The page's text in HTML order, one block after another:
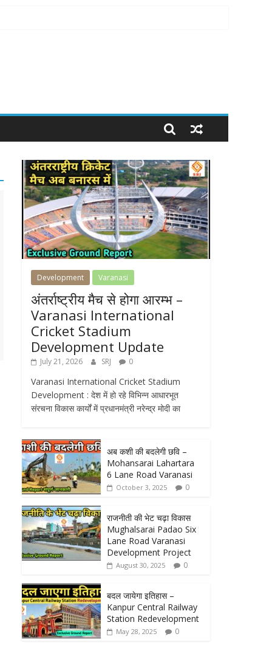
Development Varanasi
अंतर्राष्ट्रीय मैच से होगा आरम्भ –
Varanasi International
Cricket Stadium
Development Update
July 21, 2026 SRJ 0
Varanasi International Cricket Stadium
Development : देश में हो रहे विभिन्न आधारभूत
संरचना विकास कार्यों में प्रधानमंत्री नरेन्द्र मोदी का
अब कशी की बदलेगी छवि –
Mohansarai Lahartara
6 Lane Road Varanasi
October 3, 2025 0
राजनीती की भेट चढ़ा विकास
Mughalsarai Padao Six
Lane Road Varanasi
Development Project
August 30, 2025 0
बदल जायेगा इतिहास –
Kanpur Central Railway
Station Redevelopment
May 28, 2025 0